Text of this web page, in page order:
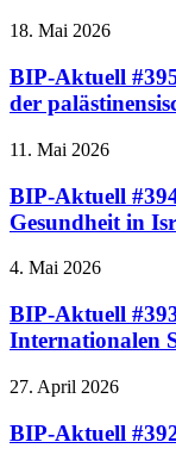
18. Mai 2026
BIP-Aktuell
der
11. Mai 2026
BIP-Aktuell
Gesundheit in
4. Mai 2026
BIP-Aktuell
Internationalen
27. April 2026
BIP-Aktuell